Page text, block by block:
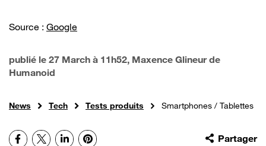
Source : Google
publié le 27 March à 11h52, Maxence Glineur de
Humanoid
News Tech Tests produits Smartphones / Tablettes
Partager
Facebook
X LinkedInPinterest